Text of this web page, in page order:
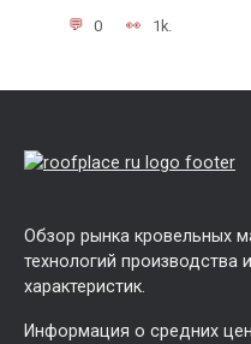
0 1k.
Обзор рынка кровельных
технологий производства
характеристик.
Информация о средних